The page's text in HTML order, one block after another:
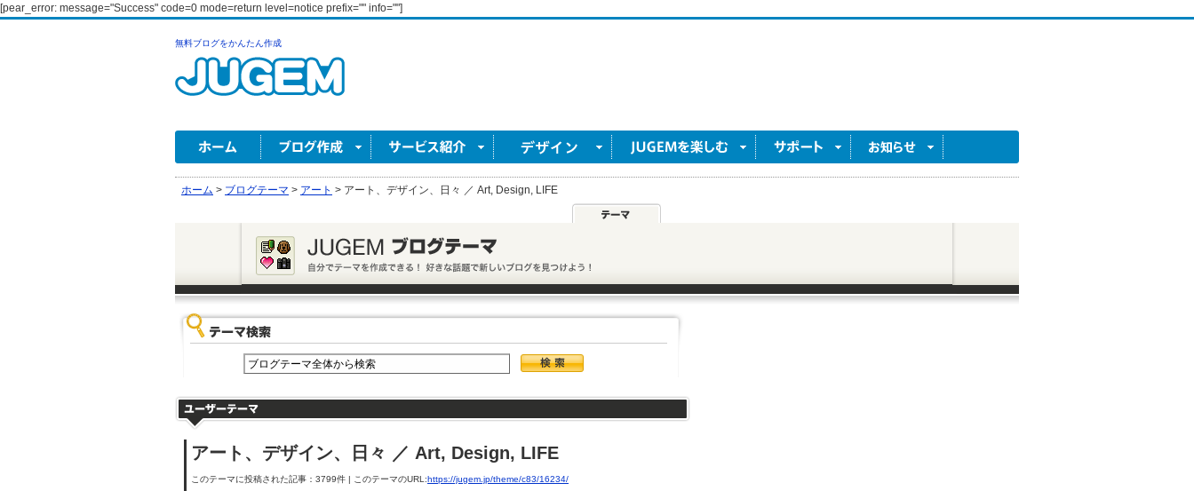
[pear_error: message="Success" code=0 mode=return level=notice prefix="" info=""]
無料ブログをかんたん作成
ホーム > ブログテーマ > アート > アート、デザイン、日々 ／ Art, Design, LIFE
アート、デザイン、日々 ／ Art, Design, LIFE
このテーマに投稿された記事：3799件 | このテーマのURL:https://jugem.jp/theme/c83/16234/